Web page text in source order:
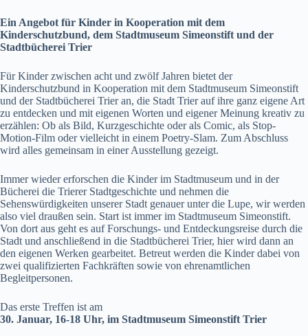
Ein Angebot für Kinder in Kooperation mit dem
Kinderschutzbund, dem Stadtmuseum Simeonstift und der
Stadtbücherei Trier
Für Kinder zwischen acht und zwölf Jahren bietet der
Kinderschutzbund in Kooperation mit dem Stadtmuseum Simeonstift
und der Stadtbücherei Trier an, die Stadt Trier auf ihre ganz eigene Art
zu entdecken und mit eigenen Worten und eigener Meinung kreativ zu
erzählen: Ob als Bild, Kurzgeschichte oder als Comic, als Stop-
Motion-Film oder vielleicht in einem Poetry-Slam. Zum Abschluss
wird alles gemeinsam in einer Ausstellung gezeigt.
Immer wieder erforschen die Kinder im Stadtmuseum und in der
Bücherei die Trierer Stadtgeschichte und nehmen die
Sehenswürdigkeiten unserer Stadt genauer unter die Lupe, wir werden
also viel draußen sein. Start ist immer im Stadtmuseum Simeonstift.
Von dort aus geht es auf Forschungs- und Entdeckungsreise durch die
Stadt und anschließend in die Stadtbücherei Trier, hier wird dann an
den eigenen Werken gearbeitet. Betreut werden die Kinder dabei von
zwei qualifizierten Fachkräften sowie von ehrenamtlichen
Begleitpersonen.
Das erste Treffen ist am
30. Januar, 16-18 Uhr, im Stadtmuseum Simeonstift Trier